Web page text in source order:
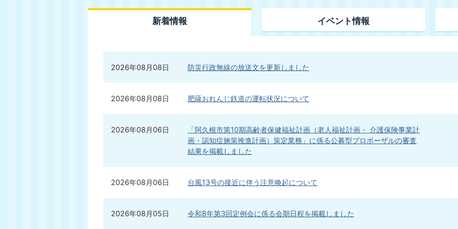
新着情報 イベント情報
着2026年08月08日 防災行政無線の放送文を更新しました
2026年08月08日 肥薩おれんじ鉄道の運転状況について
2026年08月06日
「阿久根市第10期高齢者保健福祉計画（老人福祉計画・ 介護保険事業計
画・認知症施策推進計画）策定業務」に係る公募型プロポーザルの審査
結果を掲載しました
2026年08月06日 台風13号の接近に伴う注意喚起について
2026年08月05日 令和8年第3回定例会に係る会期日程を掲載しました